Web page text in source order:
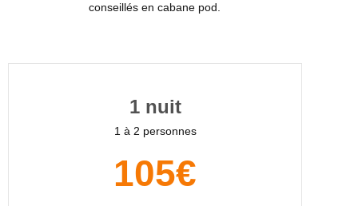
conseillés en cabane pod.
1 nuit
1 à 2 personnes
105€